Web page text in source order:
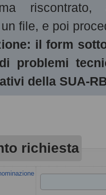
riscontrato,
file, e poi
il form
problemi
della SUA-
richiesta